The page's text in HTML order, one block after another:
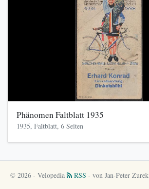
Phänomen Faltblatt 1935
1935, Faltblatt, 6 Seiten
© 2026 - Velopedia RSS - von Jan-Peter Zurek